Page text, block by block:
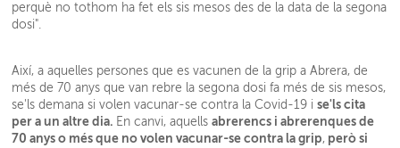
perquè no tothom ha fet els sis mesos des de la data de la segona
dosi".
Així, a aquelles persones que es vacunen de la grip a Abrera, de
més de 70 anys que van rebre la segona dosi fa més de sis mesos,
se'ls demana si volen vacunar-se contra la Covid-19 ise'ls cita
per a un altre dia. En canvi, aquellsabrerencs i abrerenques de
70 anys o més que no volen vacunar-se contra la grip, però si